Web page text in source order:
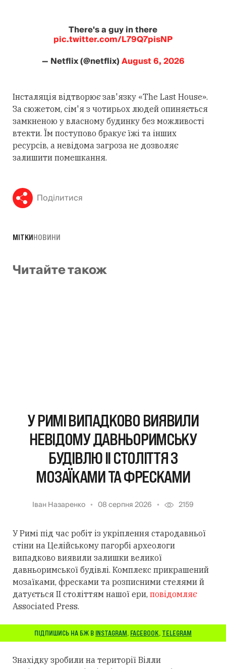
There's a guy in there
pic.twitter.com/L79Q7pisNP
— Netflix (@netflix)August 6, 2026
Інсталяція відтворює зав'язку «The Last House».
За сюжетом, сім'я з чотирьох людей опиняється
замкненою у власному будинку без можливості
втекти. Їм поступово бракує їжі та інших
ресурсів, а невідома загроза не дозволяє
залишити помешкання.
Поділитися
МІТКИНОВИНИ
Читайте також
У РИМІ ВИПАДКОВО ВИЯВИЛИ
НЕВІДОМУ ДАВНЬОРИМСЬКУ
БУДІВЛЮ II СТОЛІТТЯ З
МОЗАЇКАМИ ТА ФРЕСКАМИ
Іван Назаренко 08 серпня 2026 2159
У Римі під час робіт із укріплення стародавньої
стіни на Целійському пагорбі археологи
випадково виявили залишки великої
давньоримської будівлі. Комплекс прикрашений
мозаїками, фресками та розписними стелями й
датується II століттям нашої ери, повідомляє
Associated Press.
ПІДПИШИСЬ НА БЖ В INSTAGRAM, FACEBOOK, TELEGRAM
Знахідку зробили на території Вілли